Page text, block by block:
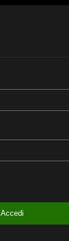
Accedi